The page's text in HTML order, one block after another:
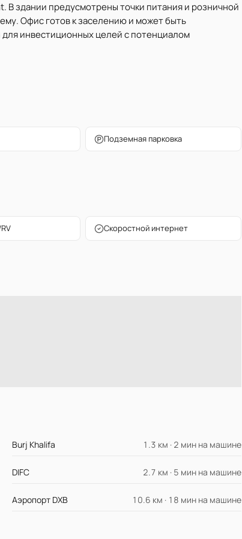
В здании предусмотрены точки питания и розничной
Офис готов к заселению и может быть
для инвестиционных целей с потенциалом
Подземная парковка
Скоростной интернет
Burj Khalifa 1.3 км · 2 мин на машине
DIFC 2.7 км · 5 мин на машине
Аэропорт DXB 10.6 км · 18 мин на машине